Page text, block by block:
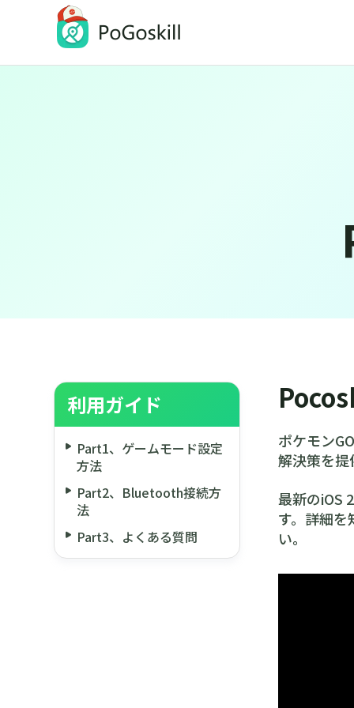
利用ガイド
Part1、ゲームモード設定
方法
Part2、Bluetooth接続方
法
Part3、よくある質問
ポケモン
解決策を
最新のiOS
す。詳細
い。